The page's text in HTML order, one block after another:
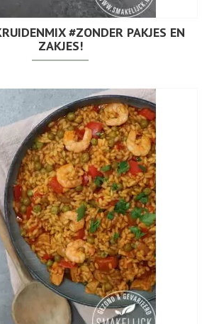
#ZONDER PAKJES EN
ZAKJES!